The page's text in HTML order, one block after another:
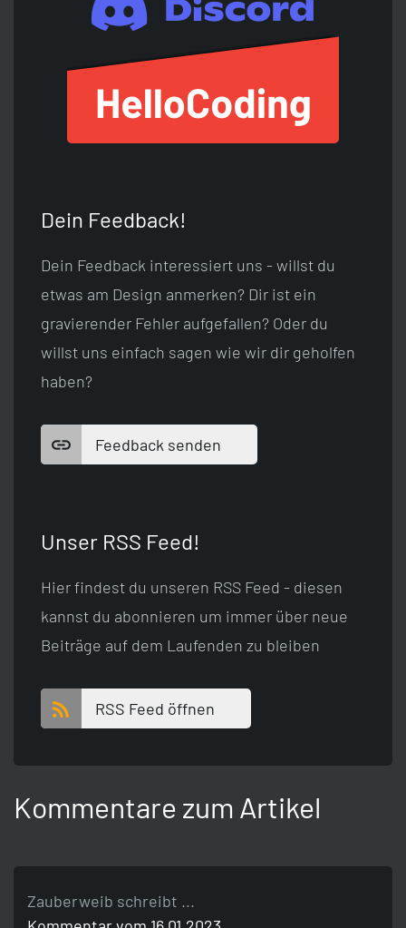
Dein Feedback!
Dein Feedback interessiert uns - willst du
etwas am Design anmerken? Dir ist ein
gravierender Fehler aufgefallen? Oder du
willst uns einfach sagen wie wir dir geholfen
haben?
Feedback senden
Unser RSS Feed!
Hier findest du unseren RSS Feed - diesen
kannst du abonnieren um immer über neue
Beiträge auf dem Laufenden zu bleiben
RSS Feed öffnen
Kommentare zum Artikel
Zauberweib schreibt ...